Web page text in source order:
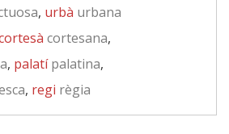
, urbà urbana
cortesana,
, palatípalatina,
, regi règia